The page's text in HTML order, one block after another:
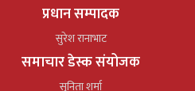
प्रधान सम्पादक
सुरेश रानाभाट
समाचार डेस्क संयोजक
सुनिता शर्मा